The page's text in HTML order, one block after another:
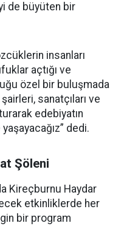
de büyüten bir
insanları
açtığı ve
özel bir buluşmada
sanatçıları ve
edebiyatın
dedi.
Şöleni
Kireçburnu Haydar
etkinliklerde her
bir program